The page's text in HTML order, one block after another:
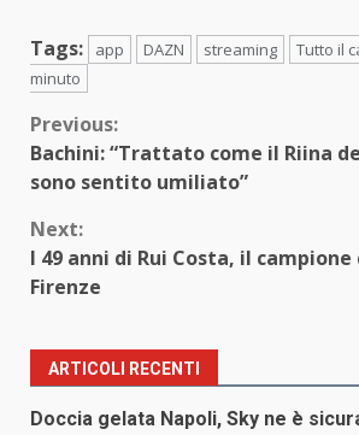
Tags: app DAZN streaming
Tutto il
minuto
Continue
Reading
Previous:
Bachini: “Trattato come il Riina
sono sentito umiliato”
Next:
I 49 anni di Rui Costa, il campione
Firenze
ARTICOLI RECENTI
Doccia gelata Napoli, Sky ne è